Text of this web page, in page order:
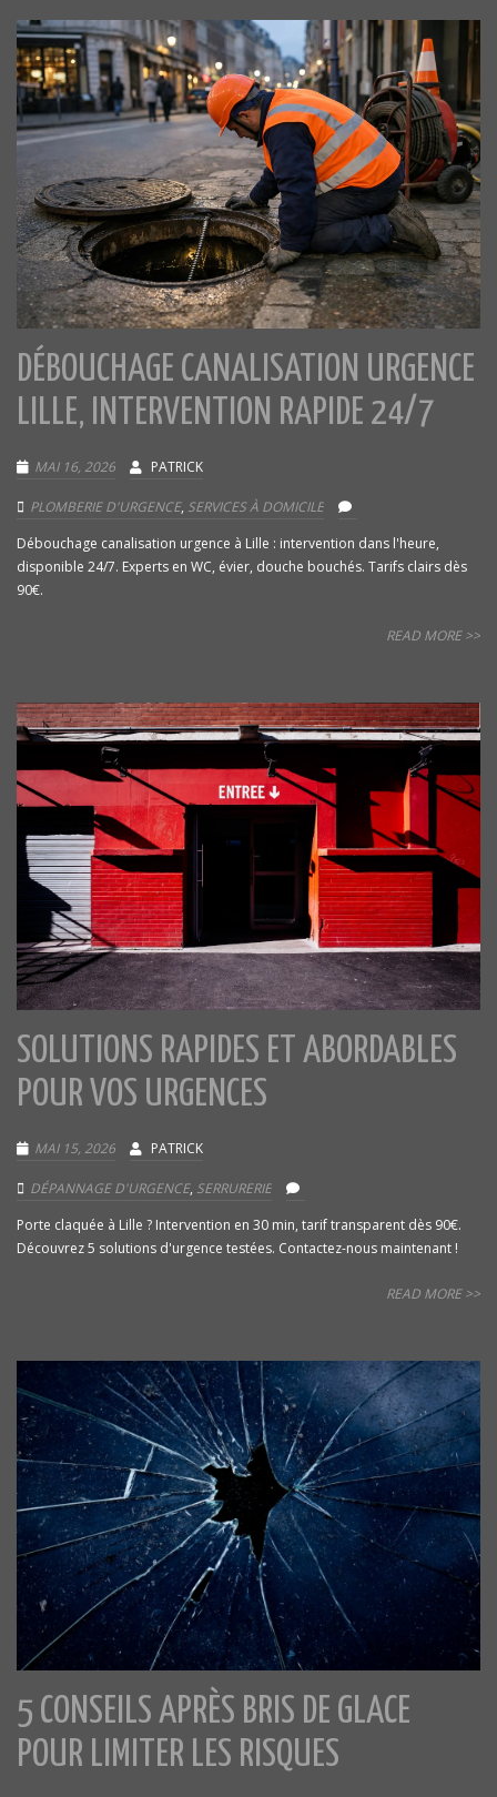
DÉBOUCHAGE CANALISATION URGENCE
LILLE, INTERVENTION RAPIDE 24/7
MAI 16, 2026 PATRICK
PLOMBERIE D'URGENCE, SERVICES À DOMICILE
Débouchage canalisation urgence à Lille : intervention dans l'heure,
disponible 24/7. Experts en WC, évier, douche bouchés. Tarifs clairs dès
90€.
READ MORE >>
SOLUTIONS RAPIDES ET ABORDABLES
POUR VOS URGENCES
MAI 15, 2026 PATRICK
DÉPANNAGE D'URGENCE, SERRURERIE
Porte claquée à Lille ? Intervention en 30 min, tarif transparent dès 90€.
Découvrez 5 solutions d'urgence testées. Contactez-nous maintenant !
READ MORE >>
5 CONSEILS APRÈS BRIS DE GLACE
POUR LIMITER LES RISQUES